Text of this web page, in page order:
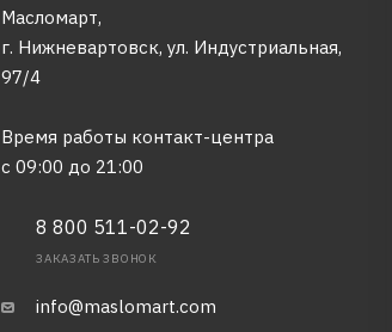
Масломарт,
г. Нижневартовск, ул. Индустриальная,
97/4
Время работы контакт-центра
с 09:00 до 21:00
8 800 511-02-92
ЗАКАЗАТЬ ЗВОНОК
info@maslomart.com